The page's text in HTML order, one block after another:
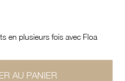
en plusieurs fois avec Floa
AU PANIER